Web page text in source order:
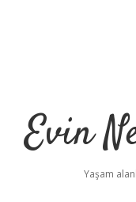
Evin
Yaşam